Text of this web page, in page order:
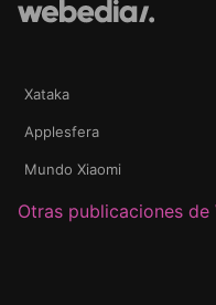
Xataka
Applesfera
Mundo Xiaomi
Otras publicaciones de